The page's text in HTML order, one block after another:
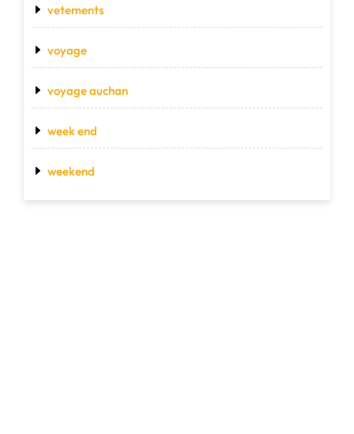
vetements
voyage
voyage auchan
week end
weekend